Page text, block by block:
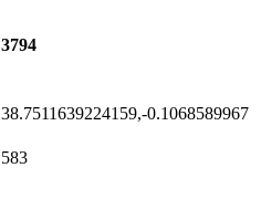
3794
38.7511639224159,-0.1068589967
583